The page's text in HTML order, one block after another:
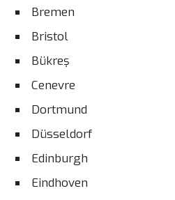
Bremen
Bristol
Bükreş
Cenevre
Dortmund
Düsseldorf
Edinburgh
Eindhoven